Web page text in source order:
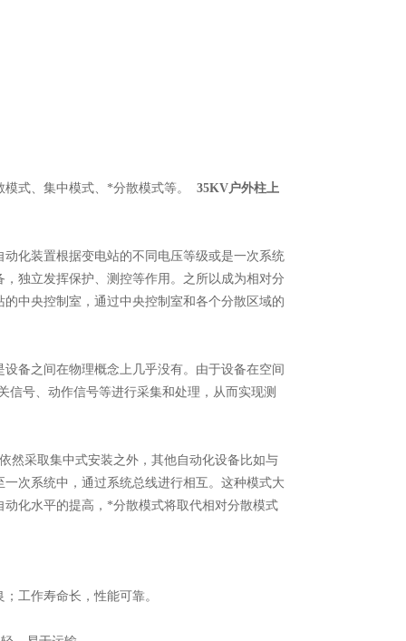
模式、集中模式、*分散模式等。 35KV户外柱上
化装置根据变电站的不同电压等级或是一次系统
独立发挥保护、测控等作用。之所以成为相对分
中央控制室，通过中央控制室和各个分散区域的
备之间在物理概念上几乎没有。由于设备在空间
号、动作信号等进行采集和处理，从而实现测
然采取集中式安装之外，其他自动化设备比如与
次系统中，通过系统总线进行相互。这种模式大
化水平的提高，*分散模式将取代相对分散模式
工作寿命长，性能可靠。